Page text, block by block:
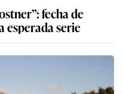
fecha de
esperada serie